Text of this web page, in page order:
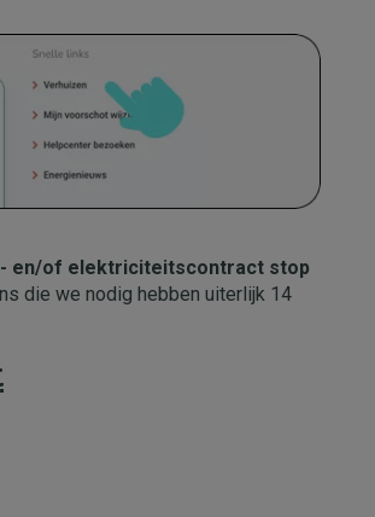
- en/of elektriciteitscontract stop
die we nodig hebben uiterlijk 14